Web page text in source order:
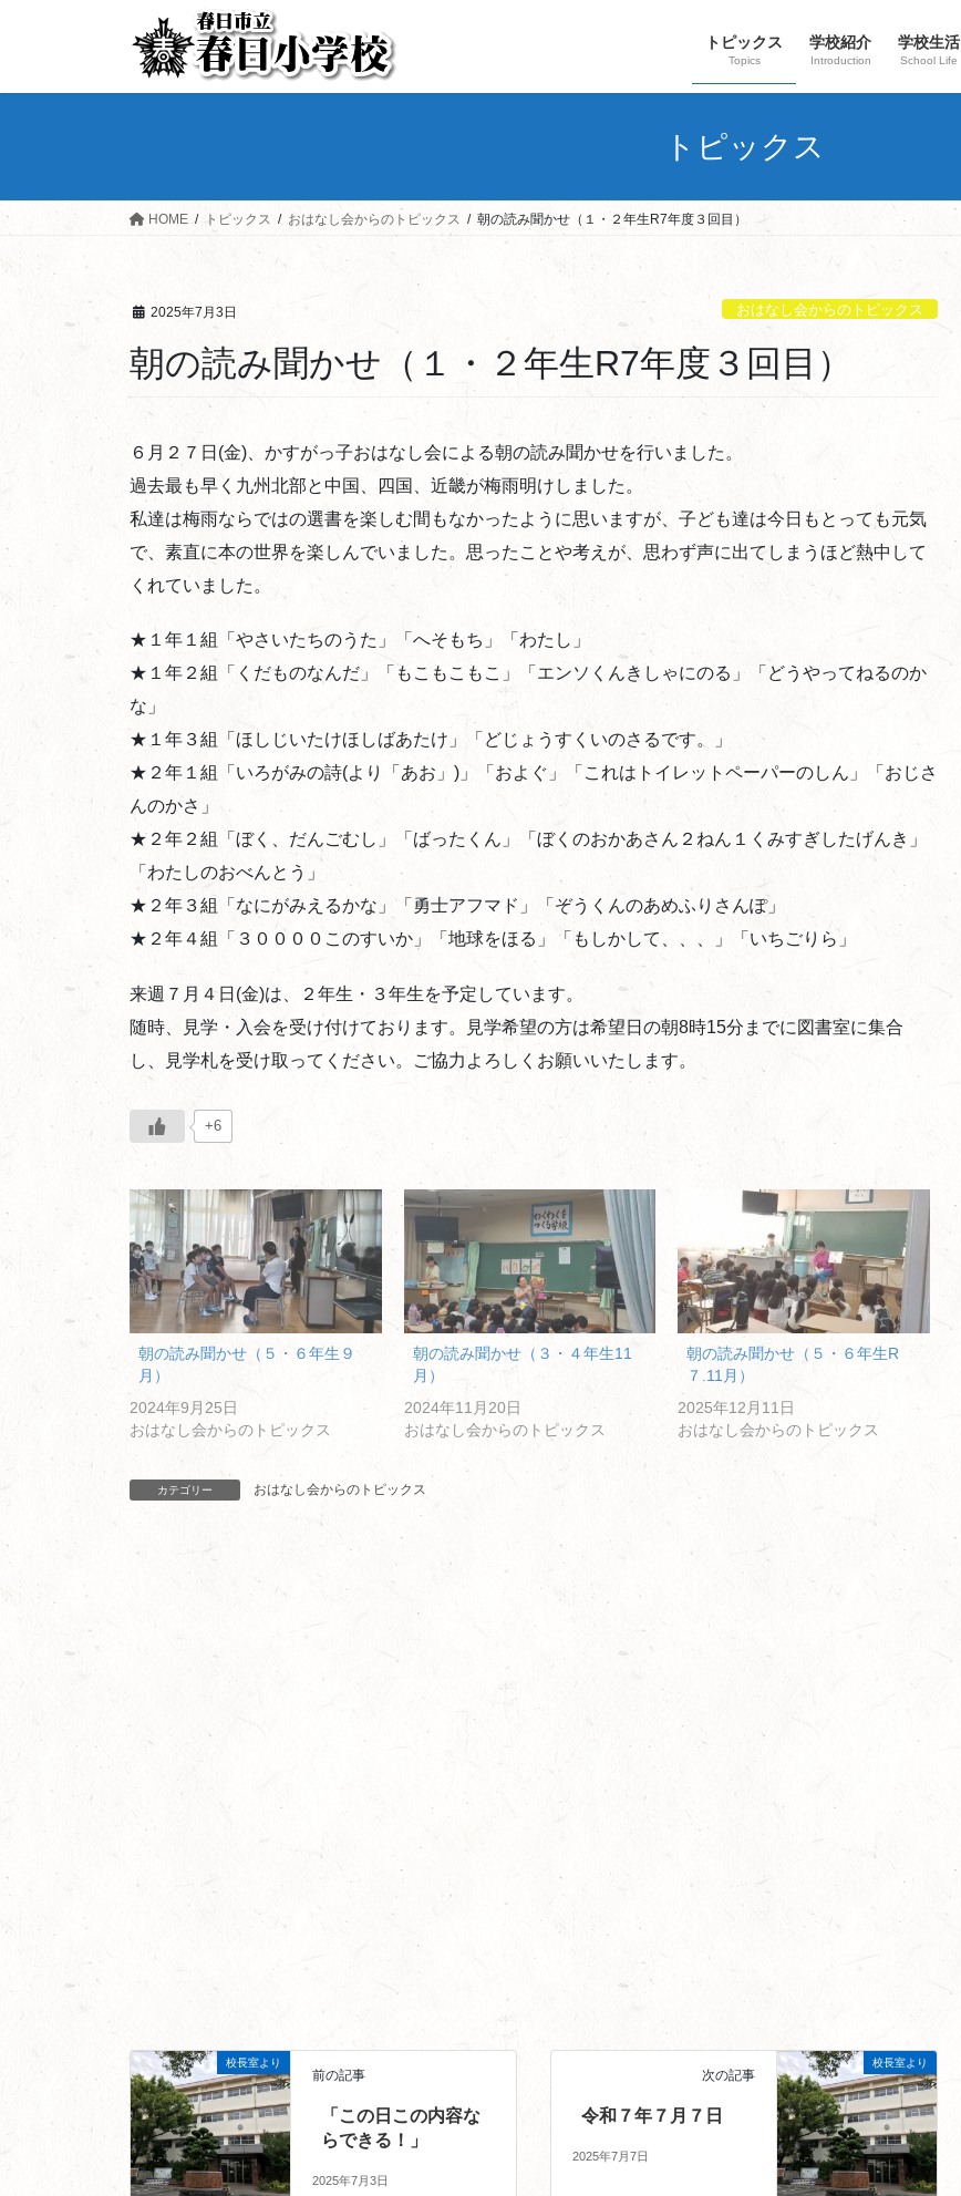
トピックス
Topics
学校紹介
Introduction
学校生活
School Life
トピックス
HOME トピックス おはなし会からのトピックス 朝の読み聞かせ（１・２年生R7年度３回目）
2025年7月3日 おはなし会からのトピックス
朝の読み聞かせ（１・２年生R7年度３回目）
６月２７日(金)、かすがっ子おはなし会による朝の読み聞かせを行いました。
過去最も早く九州北部と中国、四国、近畿が梅雨明けしました。
私達は梅雨ならではの選書を楽しむ間もなかったように思いますが、子ども達は今日もとっても元気
で、素直に本の世界を楽しんでいました。思ったことや考えが、思わず声に出てしまうほど熱中して
くれていました。
★１年１組「やさいたちのうた」「へそもち」「わたし」
★１年２組「くだものなんだ」「もこもこもこ」「エンソくんきしゃにのる」「どうやってねるのか
な」
★１年３組「ほしじいたけほしばあたけ」「どじょうすくいのさるです。」
★２年１組「いろがみの詩(より「あお」)」「およぐ」「これはトイレットペーパーのしん」「おじさ
んのかさ」
★２年２組「ぼく、だんごむし」「ばったくん」「ぼくのおかあさん２ねん１くみすぎしたげんき」
「わたしのおべんとう」
★２年３組「なにがみえるかな」「勇士アフマド」「ぞうくんのあめふりさんぽ」
★２年４組「３００００このすいか」「地球をほる」「もしかして、、、」「いちごりら」
来週７月４日(金)は、２年生・３年生を予定しています。
随時、見学・入会を受け付けております。見学希望の方は希望日の朝8時15分までに図書室に集合
し、見学札を受け取ってください。ご協力よろしくお願いいたします。
+6
朝の読み聞かせ（５・６年生９
月）
2024年9月25日
おはなし会からのトピックス
朝の読み聞かせ（３・４年生11
月）
2024年11月20日
おはなし会からのトピックス
朝の読み聞かせ（５・６年生R
７.11月）
2025年12月11日
おはなし会からのトピックス
カテゴリー おはなし会からのトピックス
校長室より
前の記事
「この日この内容な
らできる！」
2025年7月3日
校長室より
次の記事
令和７年７月７日
2025年7月7日